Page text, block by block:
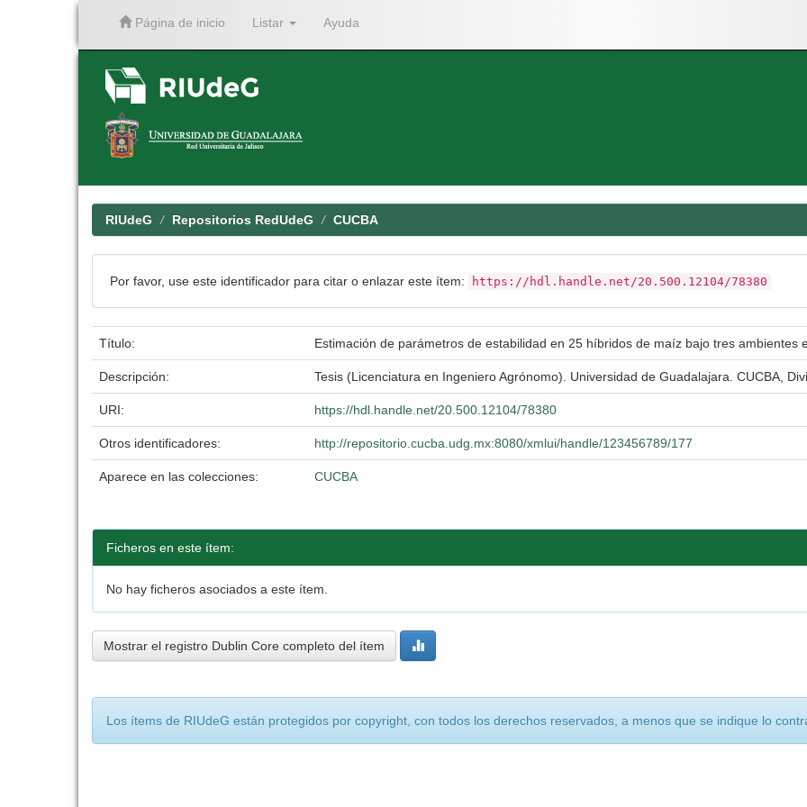
Página de inicio Listar Ayuda
RIUdeG Repositorios RedUdeG CUCBA
Por favor, use este identificador para citar o enlazar este ítem: https://hdl.handle.net/20.500.12104/78380
Título: Estimación de parámetros de estabilidad en 25 híbridos de maíz bajo tres ambientes
Descripción: Tesis (Licenciatura en Ingeniero Agrónomo). Universidad de Guadalajara. CUCBA,
URI: https://hdl.handle.net/20.500.12104/78380
Otros identificadores: http://repositorio.cucba.udg.mx:8080/xmlui/handle/123456789/177
Aparece en las colecciones: CUCBA
Ficheros en este ítem:
No hay ficheros asociados a este ítem.
Mostrar el registro Dublin Core completo del ítem
Los ítems de RIUdeG están protegidos por copyright, con todos los derechos reservados, a menos que se indique lo